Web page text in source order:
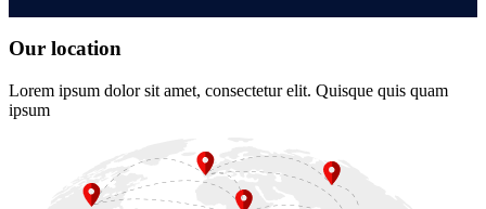
Our location
Lorem ipsum dolor sit amet, consectetur elit. Quisque quis quam
ipsum